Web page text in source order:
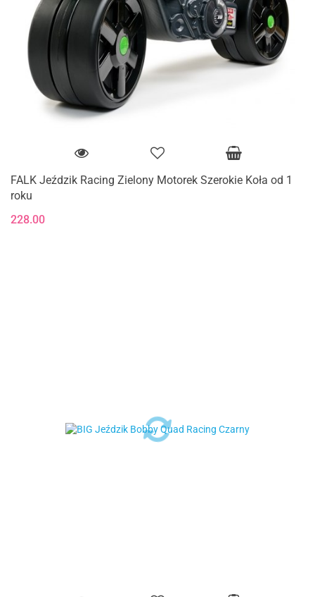
FALK Jeździk Racing Zielony Motorek Szerokie Koła od 1
roku
228.00